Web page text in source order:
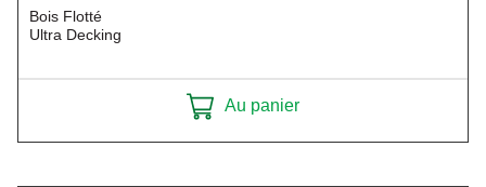
Bois Flotté
Ultra Decking
Au panier